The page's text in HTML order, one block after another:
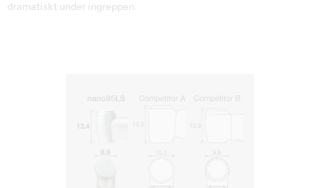
dramatiskt under ingreppen.